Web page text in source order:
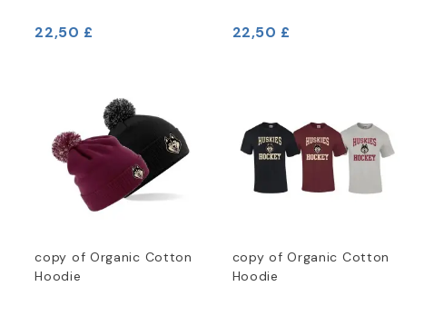
22,50 £ 22,50 £
copy of Organic Cotton
Hoodie
copy of Organic Cotton
Hoodie